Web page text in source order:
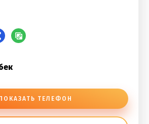
ПОКАЗАТЬ ТЕЛЕФОН